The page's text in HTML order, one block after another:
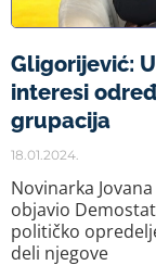
Gligorijević:
interesi
grupacija
18.01.2024.
Novinarka
objavio
političko
deli njegove